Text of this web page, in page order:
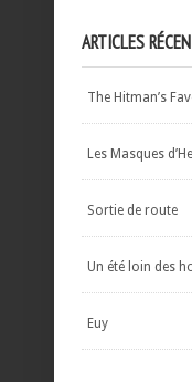
ARTICLES
The Hitman’s
Les Masques
Sortie de route
Un été loin des
Euy